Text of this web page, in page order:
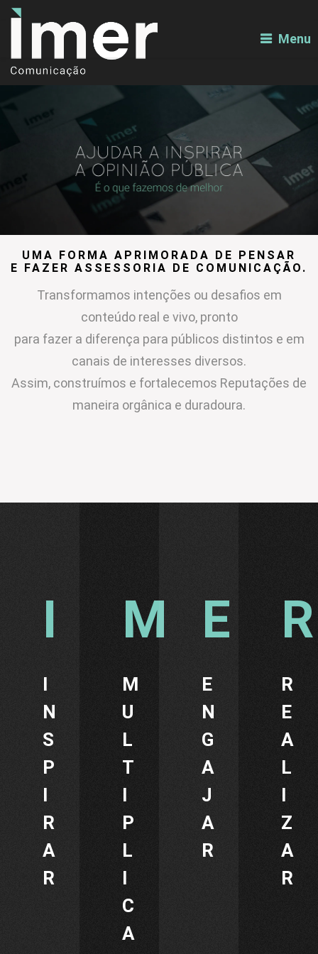
Menu
UMA FORMA APRIMORADA DE PENSAR
E FAZER ASSESSORIA DE COMUNICAÇÃO.
Transformamos intenções ou desafios em
conteúdo real e vivo, pronto
para fazer a diferença para públicos distintos e em
canais de interesses diversos.
Assim, construímos e fortalecemos Reputações de
maneira orgânica e duradoura.
I
N
S
P
I
R
A
R
M
U
L
T
I
P
L
I
C
A
E
N
G
A
J
A
R
R
E
A
L
I
Z
A
R